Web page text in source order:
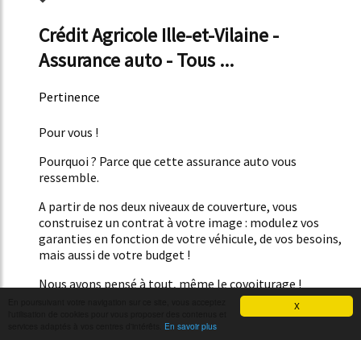
X
En savoir plus
Crédit Agricole Ille-et-Vilaine -
Assurance auto - Tous ...
Pertinence
Pour vous !
Pourquoi ? Parce que cette assurance auto vous
ressemble.
A partir de nos deux niveaux de couverture, vous
construisez un contrat à votre image : modulez vos
garanties en fonction de votre véhicule, de vos besoins,
mais aussi de votre budget !
Nous avons pensé à tout, même le covoiturage !
Avec l'Assurance Auto du Crédit Agricole, si vous pratiquez
le covoiturage, vos passagers...